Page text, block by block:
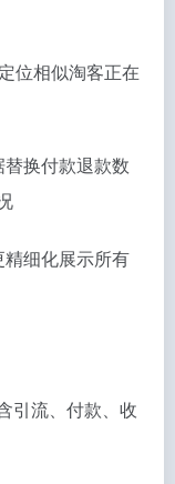
位相似淘客正在
换付款退款数
细化展示所有
引流、付款、收